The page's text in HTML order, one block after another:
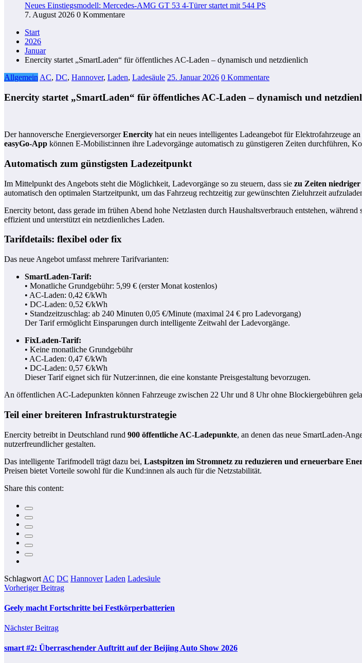
Neues Einstiegsmodell: Mercedes-AMG GT 53 4-Türer startet mit 544 PS
7. August 2026 0 Kommentare
Start
2026
Januar
Enercity startet „SmartLaden“ für öffentliches AC‑Laden – dynamisch und netzdienlich
Allgemein AC, DC, Hannover, Laden, Ladesäule 25. Januar 2026 0 Kommentare
Enercity startet „SmartLaden“ für öffentliches AC‑Laden – dynamisch und
Der hannoversche EnergieversorgerEnercity hat ein neues intelligentes Ladeangebot für Elektrofahrzeuge
easyGo-App können E-Mobilist:innen ihre Ladevorgänge automatisch zu günstigeren Zeiten durchführen,
Automatisch zum günstigsten Ladezeitpunkt
Im Mittelpunkt des Angebots steht die Möglichkeit, Ladevorgänge so zu steuern, dass sie zu Zeiten
automatisch den optimalen Startzeitpunkt, um das Fahrzeug rechtzeitig zur gewünschten Zieluhrzeit
Enercity betont, dass gerade im frühen Abend hohe Netzlasten durch Haushaltsverbrauch entstehen,
effizient und unterstützt ein netzdienliches Laden.
Tarifdetails: flexibel oder fix
Das neue Angebot umfasst mehrere Tarifvarianten:
SmartLaden-Tarif:
• Monatliche Grundgebühr: 5,99 € (erster Monat kostenlos)
• AC-Laden: 0,42 €/kWh
• DC-Laden: 0,52 €/kWh
• Standzeitzuschlag: ab 240 Minuten 0,05 €/Minute (maximal 24 € pro Ladevorgang)
Der Tarif ermöglicht Einsparungen durch intelligente Zeitwahl der Ladevorgänge.
FixLaden-Tarif:
• Keine monatliche Grundgebühr
• AC-Laden: 0,47 €/kWh
• DC-Laden: 0,57 €/kWh
Dieser Tarif eignet sich für Nutzer:innen, die eine konstante Preisgestaltung bevorzugen.
An öffentlichen AC-Ladepunkten können Fahrzeuge zwischen 22 Uhr und 8 Uhr ohne Blockiergebühren
Teil einer breiteren Infrastrukturstrategie
Enercity betreibt in Deutschland rund 900 öffentliche AC-Ladepunkte, an denen das neue SmartLaden-
nutzerfreundlicher gestalten.
Das intelligente Tarifmodell trägt dazu bei, Lastspitzen im Stromnetz zu reduzieren und erneuerbare
Preisen bietet Vorteile sowohl für die Kund:innen als auch für die Netzstabilität.
Share this content:
Schlagwort AC DC Hannover Laden Ladesäule
Vorheriger Beitrag
Geely macht Fortschritte bei Festkörperbatterien
Nächster Beitrag
smart #2: Überraschender Auftritt auf der Beijing Auto Show 2026